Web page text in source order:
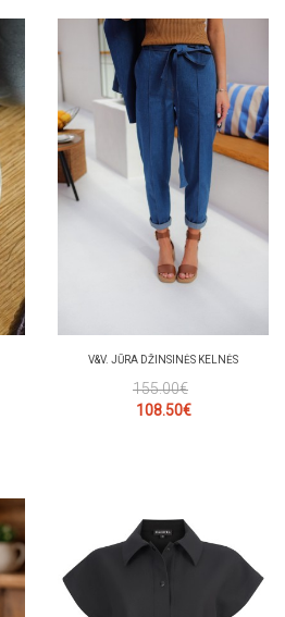
V&V. JŪRA DŽINSINĖS KELNĖS
155.00€
108.50€